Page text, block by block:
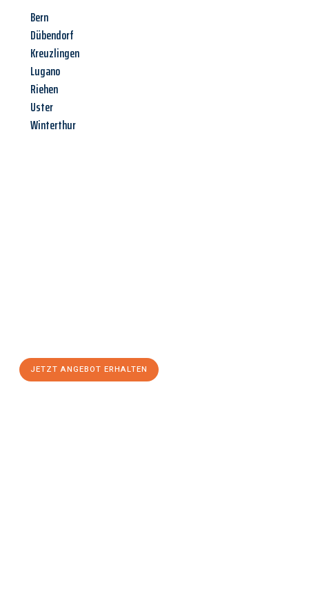
Bern
Dübendorf
Kreuzlingen
Lugano
Riehen
Uster
Winterthur
JETZT ANGEBOT ERHALTEN